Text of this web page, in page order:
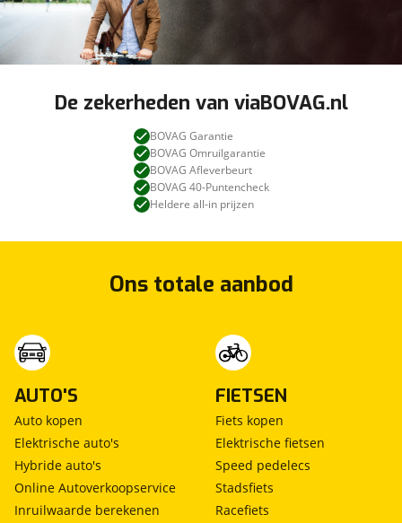
De zekerheden van viaBOVAG.nl
BOVAG Garantie
BOVAG Omruilgarantie
BOVAG Afleverbeurt
BOVAG 40-Puntencheck
Heldere all-in prijzen
Ons totale aanbod
AUTO'S
Auto kopen
Elektrische auto's
Hybride auto's
Online Autoverkoopservice
Inruilwaarde berekenen
FIETSEN
Fiets kopen
Elektrische fietsen
Speed pedelecs
Stadsfiets
Racefiets